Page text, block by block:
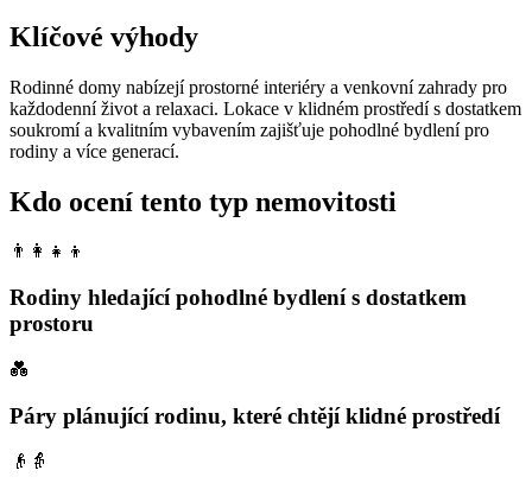
Klíčové výhody
Rodinné domy nabízejí prostorné interiéry a venkovní zahrady pro
každodenní život a relaxaci. Lokace v klidném prostředí s dostatkem
soukromí a kvalitním vybavením zajišťuje pohodlné bydlení pro
rodiny a více generací.
Kdo ocení tento typ nemovitosti
👨‍👩‍👧‍👦
Rodiny hledající pohodlné bydlení s dostatkem
prostoru
💑
Páry plánující rodinu, které chtějí klidné prostředí
👴👵